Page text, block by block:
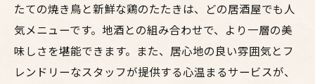
たての焼き鳥と新鮮な鶏のたたきは、どの居酒屋でも人
気メニューです。地酒との組み合わせで、より一層の美
味しさを堪能できます。また、居心地の良い雰囲気とフ
レンドリーなスタッフが提供する心温まるサービスが、